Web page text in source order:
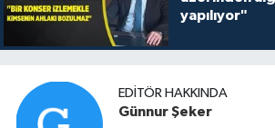
yapılıyor"
EDITÖR HAKKINDA
Günnur Şeker